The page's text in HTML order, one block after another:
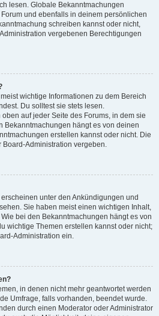
lesen. Globale Bekanntmachungen
und ebenfalls in deinem persönlichen
schreiben kannst oder nicht,
vergebenen Berechtigungen
wichtige Informationen zu dem Bereich
Du solltest sie stets lesen.
auf jeder Seite des Forums, in dem sie
Bekanntmachungen hängt es von deinen
erstellen kannst oder nicht. Die
Administration vergeben.
unter den Ankündigungen und
Sie haben meist einen wichtigen Inhalt,
bei den Bekanntmachungen hängt es von
wichtige Themen erstellen kannst oder nicht;
Administration ein.
in denen nicht mehr geantwortet werden
Umfrage, falls vorhanden, beendet wurde.
durch einen Moderator oder Administrator